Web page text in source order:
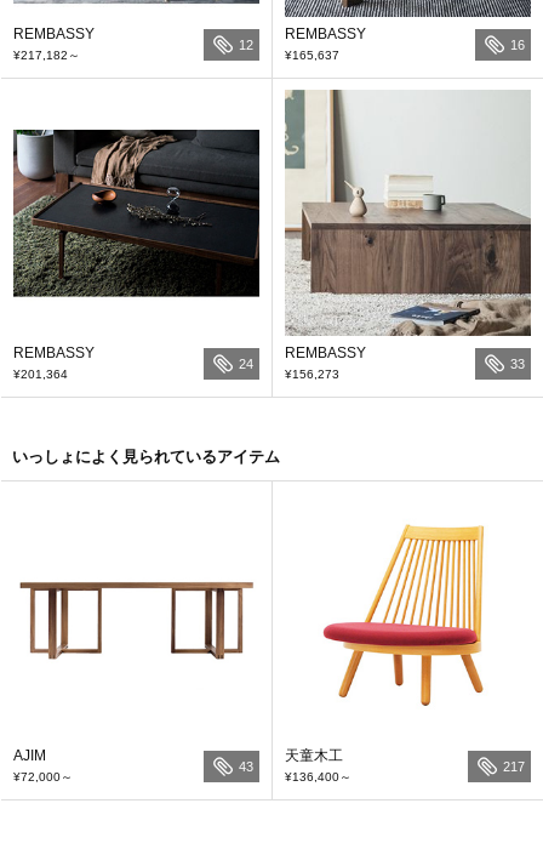
REMBASSY
¥217,182 ～
12
REMBASSY
¥165,637
16
REMBASSY
¥201,364
24
REMBASSY
¥156,273
33
いっしょによく見られているアイテム
AJIM
¥72,000～
43
天童木工
¥136,400～
217